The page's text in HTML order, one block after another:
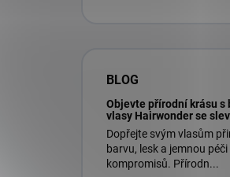
BLOG
Objevte přírodní krásu s
vlasy Hairwonder se
Dopřejte svým vlasům
barvu, lesk a jemnou
kompromisů. Přírodn...